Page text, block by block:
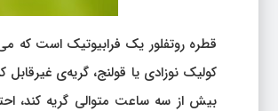
قطره روتفلور یک فرابیوتیک است که
کولیک نوزادی یا قولنج، گریه‌ی
بیش از سه ساعت متوالی گریه کند،